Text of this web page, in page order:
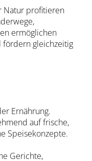
Natur profitieren
ermöglichen
fördern gleichzeitig
Ernährung.
auf frische,
Speisekonzepte.
Gerichte,